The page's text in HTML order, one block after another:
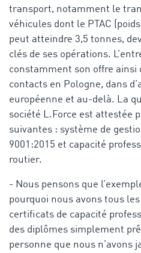
transport, notamment le
véhicules dont le PTAC
peut atteindre 3,5 tonnes,
clés de ses opérations.
constamment son offre ainsi
contacts en Pologne, dans
européenne et au-delà. La
société L.Force est attestée
suivantes : système de
9001:2015 et capacité
routier.
- Nous pensons que
pourquoi nous avons tous
certificats de capacité
des diplômes simplement
personne que nous n’avons